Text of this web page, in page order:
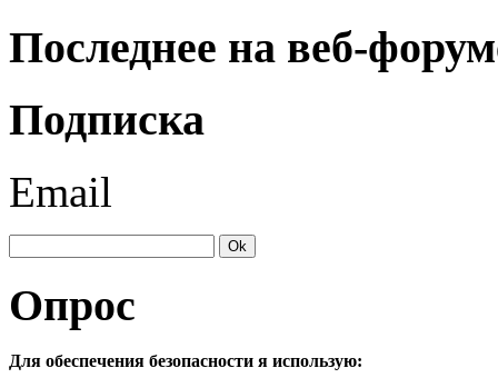
Последнее на веб-
Подписка
Email
Опрос
Для обеспечения безопасности я использую: